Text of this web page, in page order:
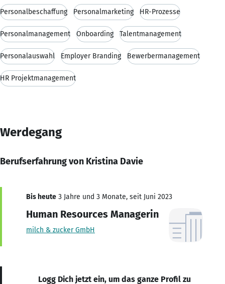
Personalbeschaffung Personalmarketing HR-Prozesse
Personalmanagement Onboarding Talentmanagement
Personalauswahl Employer Branding Bewerbermanagement
HR Projektmanagement
Werdegang
Berufserfahrung von Kristina Davie
Bis heute 3 Jahre und 3 Monate, seit Juni 2023
Human Resources Managerin
milch & zucker GmbH
Logg Dich jetzt ein, um das ganze Profil zu